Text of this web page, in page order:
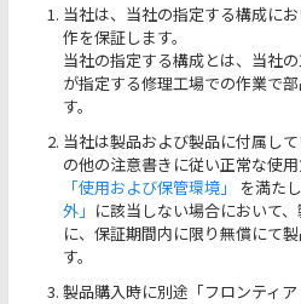
当社は、当社の指定する構成に
作を保証します。
当社の指定する構成とは、当社
が指定する修理工場での作業で
す。
当社は製品および製品に付属し
の他の注意書きに従い正常な使
「使用および保管環境」
を満た
外」 に該当しない場合において
に、保証期間内に限り無償にて
す。
製品購入時に別途「フロンティ